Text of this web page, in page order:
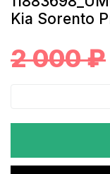
Kia Sorento
2 000₽